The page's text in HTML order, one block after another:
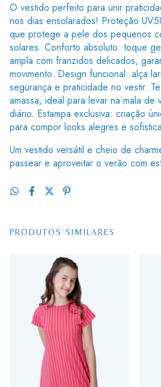
O vestido perfeito para unir
nos dias ensolarados! Proteção
que protege a pele dos pequenos
solares. Conforto absoluto: toque
ampla com franzidos delicados,
movimento. Design funcional: alça
segurança e praticidade no vestir.
amassa, ideal para levar na mala de
diário. Estampa exclusiva: criação
para compor looks alegres e
Um vestido versátil e cheio de
passear e aproveitar o verão com
PRODUTOS SIMILARES